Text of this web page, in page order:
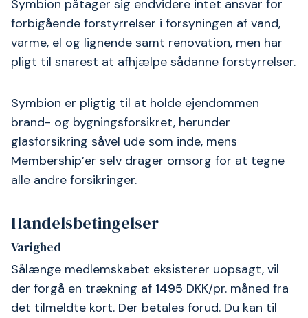
Symbion påtager sig endvidere intet ansvar for
forbigående forstyrrelser i forsyningen af vand,
varme, el og lignende samt renovation, men har
pligt til snarest at afhjælpe sådanne forstyrrelser.
Symbion er pligtig til at holde ejendommen
brand- og bygningsforsikret, herunder
glasforsikring såvel ude som inde, mens
Membership’er selv drager omsorg for at tegne
alle andre forsikringer.
Handelsbetingelser
Varighed
Sålænge medlemskabet eksisterer uopsagt, vil
der forgå en trækning af 1495 DKK/pr. måned fra
det tilmeldte kort. Der betales forud. Du kan til